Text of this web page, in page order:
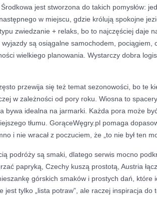
jest stworzona do takich pomysłów:
w miejscu, gdzie królują spokojne
zwiedzanie + relaks, bo to najczęściej daje
są osiągalne samochodem, pociągiem,
wielkiego planowania. Wystarczy dobra
przewija się też temat sezonowości, bo te
w zależności od pory roku. Wiosna to
bywa idealna na jarmarki. Każda pora może
tłumu. GorąceWęgry.pl pomaga
i nie wracał z poczuciem, że „to nie był ten
podróży są smaki, dlatego serwis mocno
papryką, Czechy kuszą prostotą, Austria
górskich smaków i prostych dań, które
jest tylko „lista potraw”, ale raczej inspiracja do